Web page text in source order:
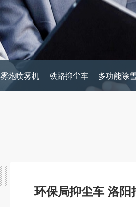
雾炮喷雾机 铁路抑尘车 多功能除
环保局抑尘车 洛阳